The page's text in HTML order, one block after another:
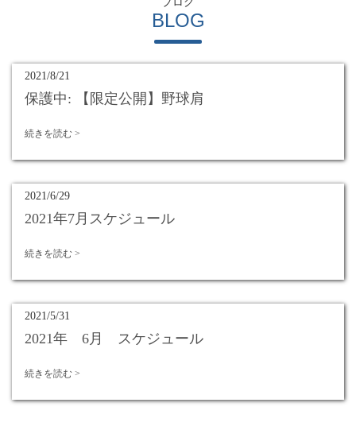
BLOG
2021/8/21
保護中: 【限定公開】野球肩
続きを読む >
2021/6/29
2021年7月スケジュール
続きを読む >
2021/5/31
2021年 6月 スケジュール
続きを読む >